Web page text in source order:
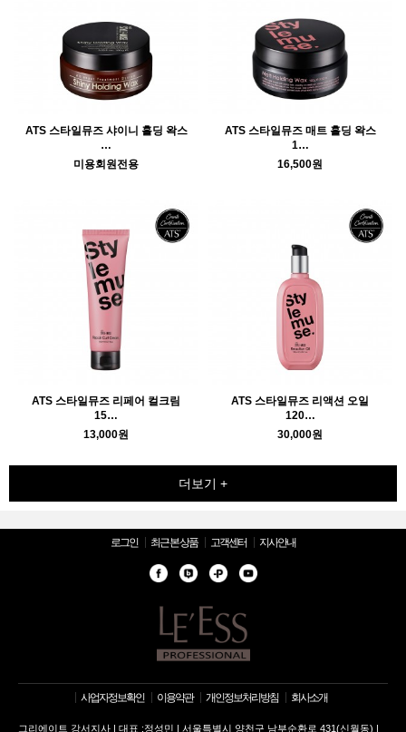
ATS 스타일뮤즈 샤이니 홀딩 왁스
…
미용회원전용
ATS 스타일뮤즈 매트 홀딩 왁스
1…
16,500원
ATS 스타일뮤즈 리페어 컬크림
15…
13,000원
ATS 스타일뮤즈 리액션 오일
120…
30,000원
더보기 +
로그인 최근 본 상품 고객센터 지사안내
사업자정보확인 이용약관 개인정보처리방침 회사소개
그리에이트 강서지사 | 대표 :정성민 | 서울특별시 양천구 남부순환로 431(신월동) |